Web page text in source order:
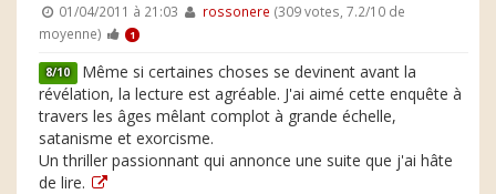
01/04/2011 à 21:03 rossonere (309 votes, 7.2/10 de
moyenne)
1
8/10 Même si certaines choses se devinent avant la
révélation, la lecture est agréable. J'ai aimé cette enquête à
travers les âges mêlant complot à grande échelle,
satanisme et exorcisme.
Un thriller passionnant qui annonce une suite que j'ai hâte
de lire.